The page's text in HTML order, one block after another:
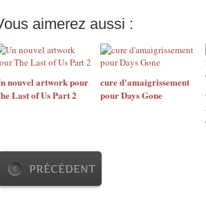
aimerez aussi :
nouvel artwork pour
Last of Us Part 2
cure d'amaigrissement
pour Days Gone
PRÉCÉDENT